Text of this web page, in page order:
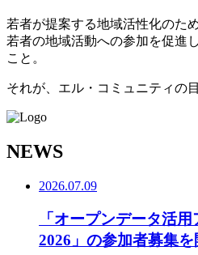
若者が提案する地域活性化のた
若者の地域活動への参加を促進
こと。
それが、エル・コミュニティの
NEWS
2026.07.09
「オープンデータ活
2026」の参加者募集を